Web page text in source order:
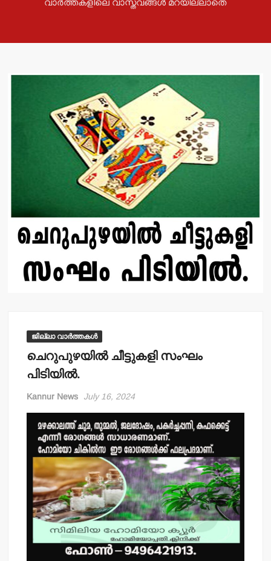
ജില്ലാ വാർത്തകൾ
ചെറുപുഴയില്‍ ചീട്ടുകളി സംഘം
പിടിയില്‍.
Kannur News July 16, 2024